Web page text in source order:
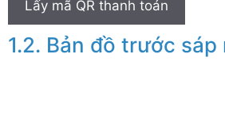
Lấy mã QR thanh toán
Bản đồ trước sáp